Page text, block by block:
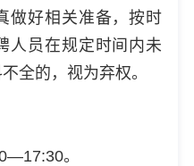
做好相关准备，按时
人员在规定时间内未
全的，视为弃权。
。